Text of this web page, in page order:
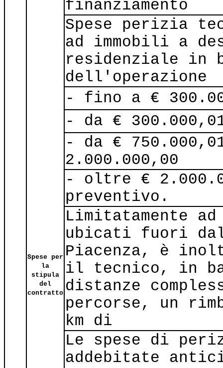
Spese per
la
stipula
del
contratto
finanziamento
Spese perizia
ad immobili a
residenziale in
dell'operazione
- fino a €
- da €
- da €
2.000.000,00
- oltre €
preventivo.
Limitatamente
ubicati fuori
Piacenza, è
il tecnico, in
distanze
percorse, un
km di
Le spese di
addebitate